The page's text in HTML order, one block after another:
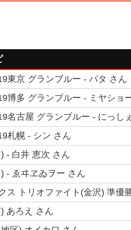
東京 グランブルー - パタ さん
博多 グランブルー - ミヤショ
名古屋 グランブルー - にっし
札幌 - シン さん
- 白井 恵次 さん
- ゑヰヱゐヲー さん
ス トリオファイト(金沢) 準優
あろえ さん